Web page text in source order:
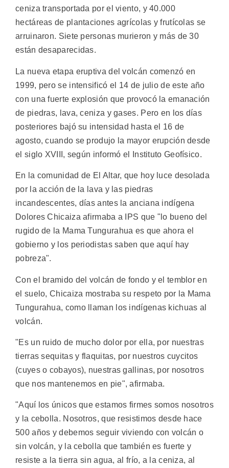
ceniza transportada por el viento, y 40.000
hectáreas de plantaciones agrícolas y frutícolas se
arruinaron. Siete personas murieron y más de 30
están desaparecidas.
La nueva etapa eruptiva del volcán comenzó en
1999, pero se intensificó el 14 de julio de este año
con una fuerte explosión que provocó la emanación
de piedras, lava, ceniza y gases. Pero en los días
posteriores bajó su intensidad hasta el 16 de
agosto, cuando se produjo la mayor erupción desde
el siglo XVIII, según informó el Instituto Geofísico.
En la comunidad de El Altar, que hoy luce desolada
por la acción de la lava y las piedras
incandescentes, días antes la anciana indígena
Dolores Chicaiza afirmaba a IPS que "lo bueno del
rugido de la Mama Tungurahua es que ahora el
gobierno y los periodistas saben que aquí hay
pobreza".
Con el bramido del volcán de fondo y el temblor en
el suelo, Chicaiza mostraba su respeto por la Mama
Tungurahua, como llaman los indígenas kichuas al
volcán.
"Es un ruido de mucho dolor por ella, por nuestras
tierras sequitas y flaquitas, por nuestros cuycitos
(cuyes o cobayos), nuestras gallinas, por nosotros
que nos mantenemos en pie", afirmaba.
"Aquí los únicos que estamos firmes somos nosotros
y la cebolla. Nosotros, que resistimos desde hace
500 años y debemos seguir viviendo con volcán o
sin volcán, y la cebolla que también es fuerte y
resiste a la tierra sin agua, al frío, a la ceniza, al